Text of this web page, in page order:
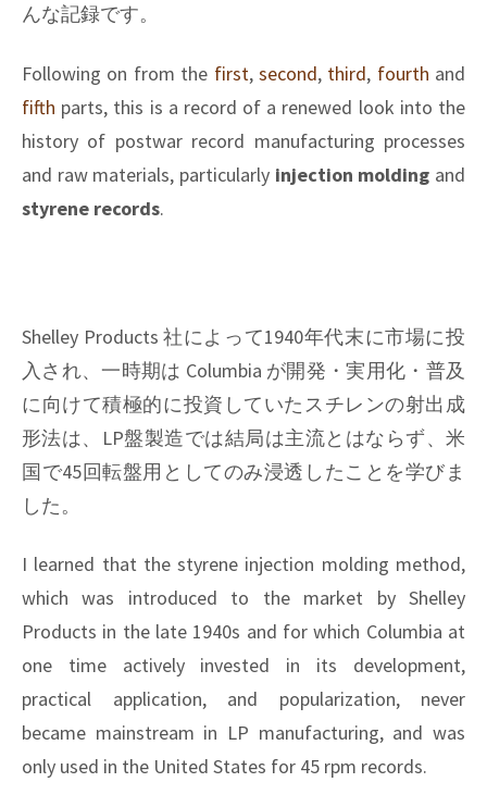
んな記録です。
Following on from the first, second, third, fourth and
fifth parts, this is a record of a renewed look into the
history of postwar record manufacturing processes
and raw materials, particularly injection molding and
styrene records.
Shelley Products 社によって1940年代末に市場に投
入され、一時期は Columbia が開発・実用化・普及
に向けて積極的に投資していたスチレンの射出成
形法は、LP盤製造では結局は主流とはならず、米
国で45回転盤用としてのみ浸透したことを学びま
した。
I learned that the styrene injection molding method,
which was introduced to the market by Shelley
Products in the late 1940s and for which Columbia at
one time actively invested in its development,
practical application, and popularization, never
became mainstream in LP manufacturing, and was
only used in the United States for 45 rpm records.